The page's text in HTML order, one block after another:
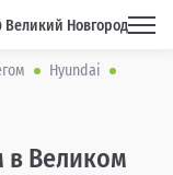
Великий Новгород
Hyundai
в Великом